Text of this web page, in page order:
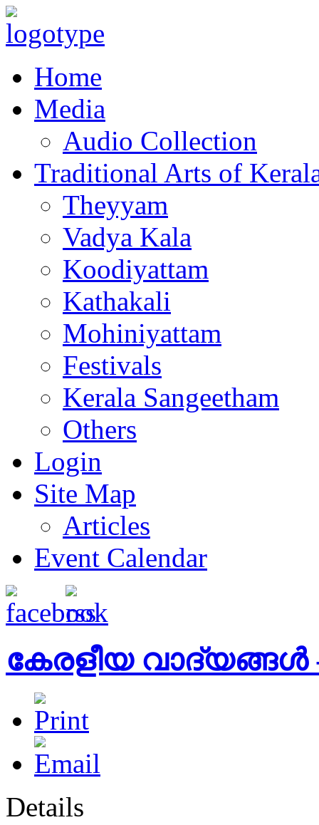
Home
Media
Audio Collection
Traditional Arts of
Theyyam
Vadya Kala
Koodiyattam
Kathakali
Mohiniyattam
Festivals
Kerala Sangeetham
Others
Login
Site Map
Articles
Event Calendar
കേരളീയ വാദ്യങ്ങള്‍
Details